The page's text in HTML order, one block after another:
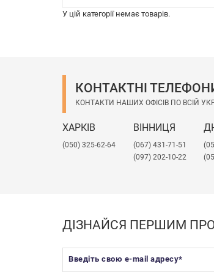
У цій категорії немає товарів.
КОНТАКТНІ
КОНТАКТИ НАШИХ ОФІСІВ ПО ВСІЙ
ХАРКІВ
(050) 325-62-64
ВІННИЦЯ
(067) 431-71-51
(097) 202-10-22
ДІЗНАЙСЯ ПЕРШИМ ПРО
Введіть свою e-mail адресу*